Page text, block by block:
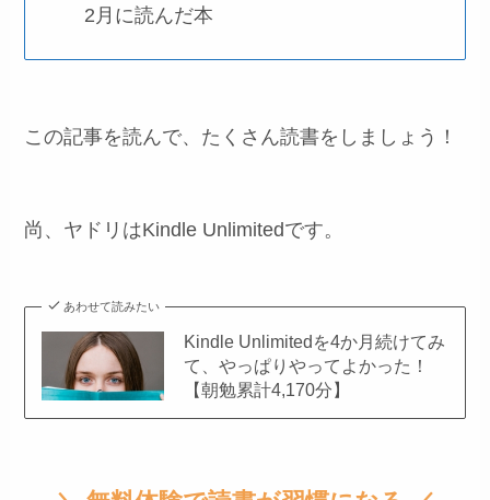
2月に読んだ本
この記事を読んで、たくさん読書をしましょう！
尚、ヤドリはKindle Unlimitedです。
あわせて読みたい
Kindle Unlimitedを4か月続けてみ
て、やっぱりやってよかった！
【朝勉累計4,170分】